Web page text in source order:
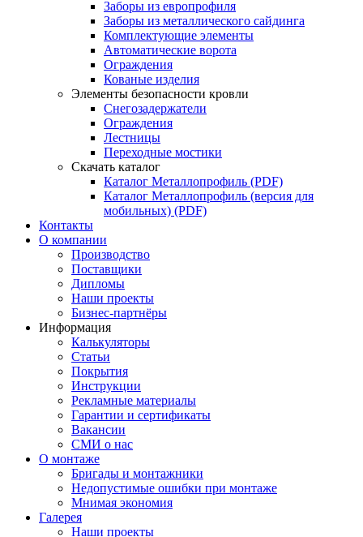
Заборы из европрофиля
Заборы из металлического сайдинга
Комплектующие элементы
Автоматические ворота
Ограждения
Кованые изделия
Элементы безопасности кровли
Снегозадержатели
Ограждения
Лестницы
Переходные мостики
Скачать каталог
Каталог Металлопрофиль (PDF)
Каталог Металлопрофиль (версия для
мобильных) (PDF)
Контакты
О компании
Производство
Поставщики
Дипломы
Наши проекты
Бизнес-партнёры
Информация
Калькуляторы
Статьи
Покрытия
Инструкции
Рекламные материалы
Гарантии и сертификаты
Вакансии
СМИ о нас
О монтаже
Бригады и монтажники
Недопустимые ошибки при монтаже
Мнимая экономия
Галерея
Наши проекты